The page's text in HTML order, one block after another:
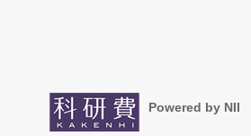
Powered by NII